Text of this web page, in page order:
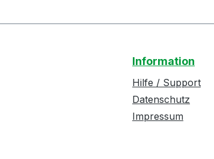
Information
Hilfe / Support
Datenschutz
Impressum